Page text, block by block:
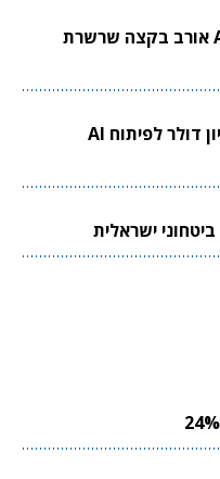
צוואר הבקבוק הבא בשוק ה-AI אורב בקצה שרשרת
Limitless Labs גייסה 20 מיליון דולר לפיתוח AI